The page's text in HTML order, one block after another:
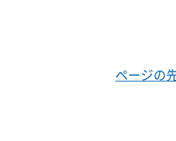
ページの